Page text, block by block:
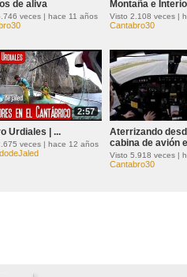
de aliva
veces | hace 11 años
Montaña e
Visto 2.108 veces |
Cantabro30
2:57
Urdiales | ...
veces | hace 12 años
Aterrizando
cabina de avión
Visto 5.918 veces |
Cantabro30